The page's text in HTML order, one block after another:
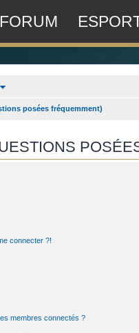
FORUM
posées fréquemment)
connecter ?!
membres connectés ?